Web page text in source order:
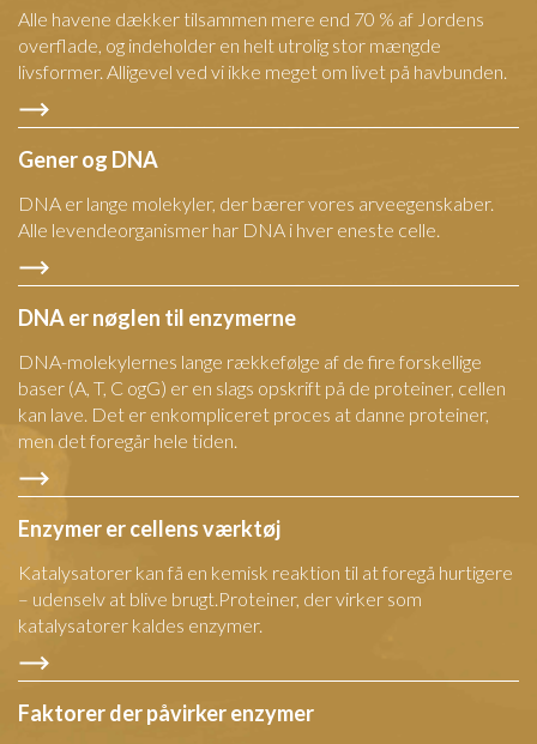
Alle havene dækker tilsammen mere end 70 % af Jordens
overflade, og indeholder en helt utrolig stor mængde
livsformer. Alligevel ved vi ikke meget om livet på havbunden.
Gener og DNA
DNA er lange molekyler, der bærer vores arveegenskaber.
Alle levendeorganismer har DNA i hver eneste celle.
DNA er nøglen til enzymerne
DNA-molekylernes lange rækkefølge af de fire forskellige
baser (A, T, C ogG) er en slags opskrift på de proteiner, cellen
kan lave. Det er enkompliceret proces at danne proteiner,
men det foregår hele tiden.
Enzymer er cellens værktøj
Katalysatorer kan få en kemisk reaktion til at foregå hurtigere
– udenselv at blive brugt.Proteiner, der virker som
katalysatorer kaldes enzymer.
Faktorer der påvirker enzymer